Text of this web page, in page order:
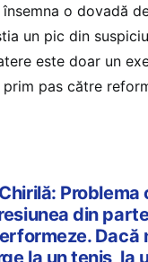
o dovadă
un pic din
este doar un
pas către
Problema
din
Dacă
la un tenis, la